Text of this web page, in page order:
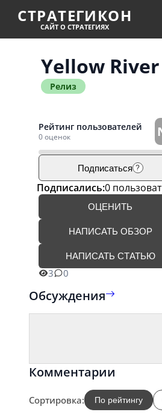
СТРАТЕГИКОН
САЙТ О СТРАТЕГИЯХ
Yellow
Релиз
Рейтинг пользователей
0 оценок
Подписаться ?
Подписались:0
ОЦЕНИТЬ
НАПИСАТЬ ОБЗОР
НАПИСАТЬ СТАТЬЮ
3 0
Обсуждения
Комментарии
Сортировка: По рейтингу